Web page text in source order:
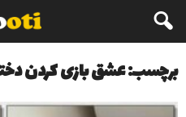
برچسب: عشق بازی کردن